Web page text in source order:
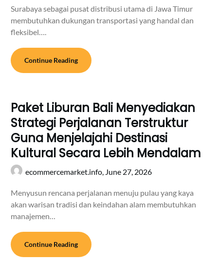
Surabaya sebagai pusat distribusi utama di Jawa Timur
membutuhkan dukungan transportasi yang handal dan
fleksibel….
Continue Reading
Paket Liburan Bali Menyediakan
Strategi Perjalanan Terstruktur
Guna Menjelajahi Destinasi
Kultural Secara Lebih Mendalam
ecommercemarket.info, June 27, 2026
Menyusun rencana perjalanan menuju pulau yang kaya
akan warisan tradisi dan keindahan alam membutuhkan
manajemen…
Continue Reading